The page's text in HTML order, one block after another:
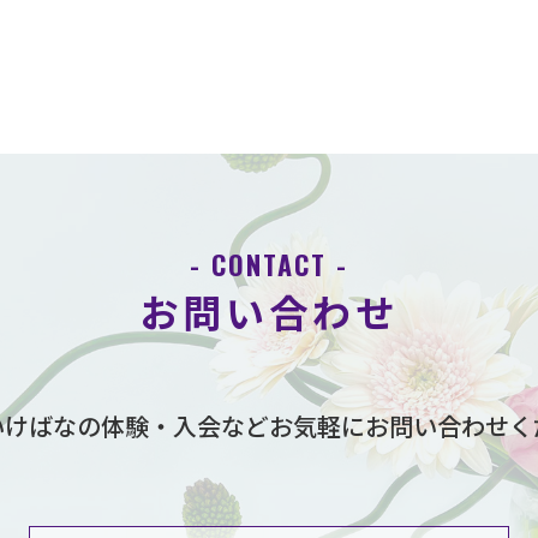
- CONTACT -
お問い合わせ
ばなの体験・入会などお気軽にお問い合わせ